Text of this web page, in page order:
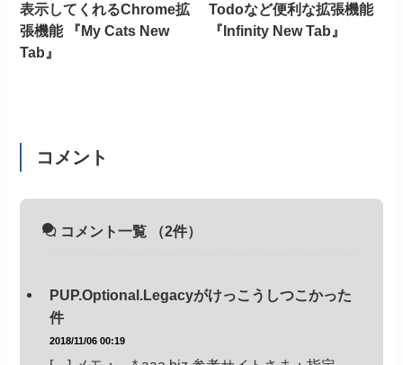
表示してくれるChrome拡
張機能 『My Cats New
Tab』
Todoなど便利な拡張機能
『Infinity New Tab』
コメント
コメント一覧 （2件）
PUP.Optional.Legacyがけっこうしつこかった
件
2018/11/06 00:19